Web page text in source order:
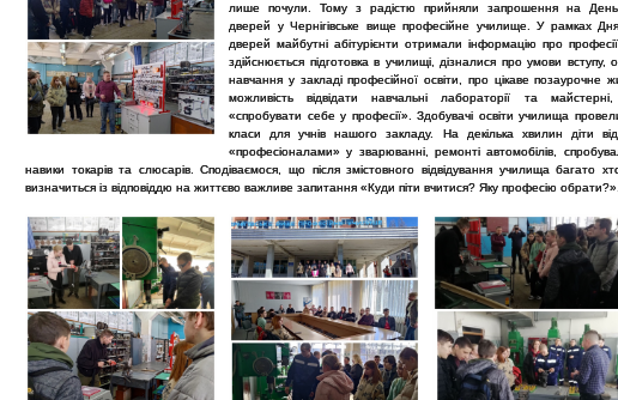
лише почули. Тому з радістю прийняли запрошення на День
дверей у Чернігівське вище професійне училище. У рамках Дня
дверей майбутні абітурієнти отримали інформацію про
здійснюється підготовка в училищі, дізналися про умови вступу,
навчання у закладі професійної освіти, про цікаве позаурочне
можливість відвідати навчальні лабораторії та
«спробувати себе у професії». Здобувачі освіти училища
класи для учнів нашого закладу. На декілька хвилин діти
«професіоналами» у зварюванні, ремонті автомобілів,
навики токарів та слюсарів. Сподіваємося, що після змістовного відвідування училища багато
визначиться із відповіддю на життєво важливе запитання «Куди піти вчитися? Яку професію обрати?».